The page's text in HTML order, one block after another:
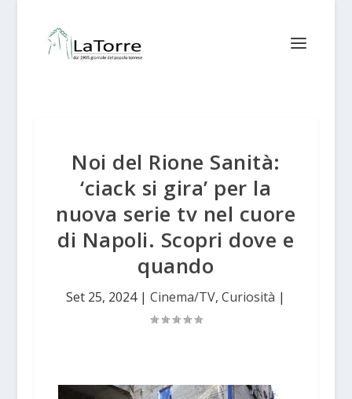
Noi del Rione Sanità:
‘ciack si gira’ per la
nuova serie tv nel cuore
di Napoli. Scopri dove e
quando
Set 25, 2024|Cinema/TV,Curiosità |